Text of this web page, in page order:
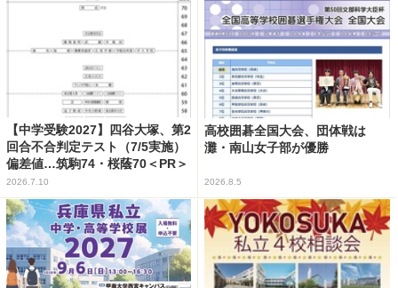
【中学受験2027】四谷大塚、第2
回合不合判定テスト（7/5実施）
偏差値…筑駒74・桜蔭70＜PR＞
2026.7.10
高校囲碁全国大会、団体戦は
灘・南山女子部が優勝
2026.8.5